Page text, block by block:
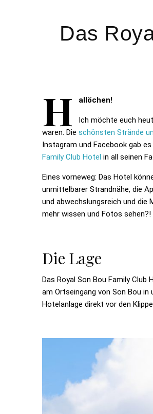
Das
H allöchen!
Ich möchte euch
waren. Die schönsten Strände
Instagram und Facebook gab
Family Club Hotel in all seinen
Eines vorneweg: Das Hotel
unmittelbarer Strandnähe, die
und abwechslungsreich und die
mehr wissen und Fotos
Die Lage
Das Royal Son Bou Family
am Ortseingang von Son Bou in
Hotelanlage direkt vor den